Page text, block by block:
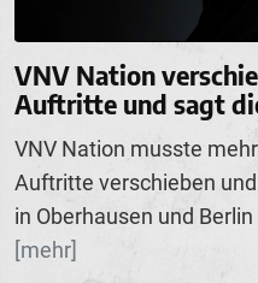
VNV Nation
Auftritte und sagt
VNV Nation musste mehrere europäische Festival-
Auftritte verschieben
in Oberhausen und
[mehr]